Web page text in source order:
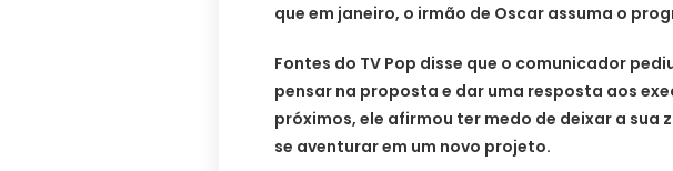
que em janeiro, o irmão de Oscar assuma o
Fontes do TV Pop disse que o comunicador
pensar na proposta e dar uma resposta aos
próximos, ele afirmou ter medo de deixar a sua
se aventurar em um novo projeto.